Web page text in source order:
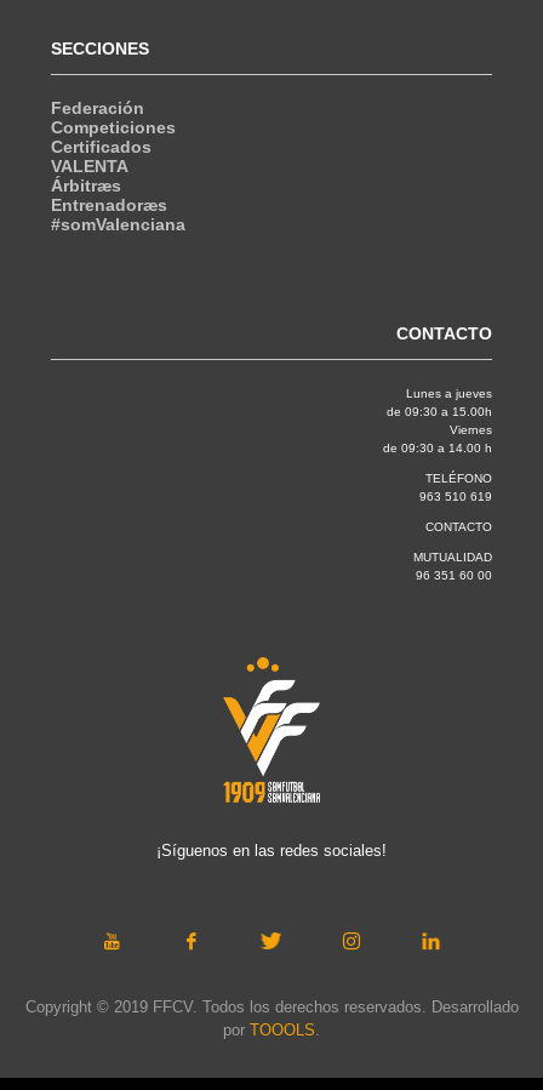
SECCIONES
Federación
Competiciones
Certificados
VALENTA
Árbitræs
Entrenadoræs
#somValenciana
CONTACTO
Lunes a jueves
de 09:30 a 15.00h
Viernes
de 09:30 a 14.00 h
TELÉFONO
963 510 619
CONTACTO
MUTUALIDAD
96 351 60 00
¡Síguenos en las redes sociales!
Copyright © 2019 FFCV. Todos los derechos reservados. Desarrollado
por TOOOLS.